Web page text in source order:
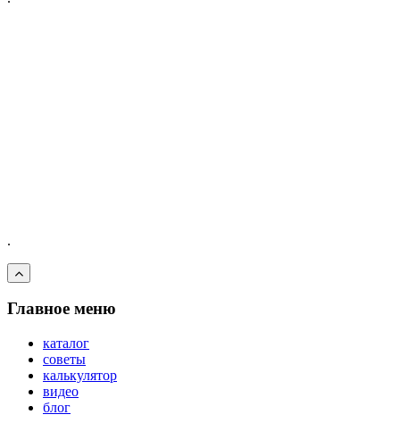
.
Главное меню
каталог
советы
калькулятор
видео
блог